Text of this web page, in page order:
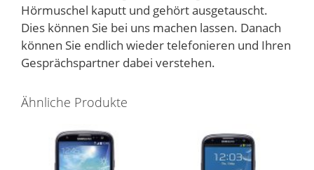
Hörmuschel kaputt und gehört ausgetauscht.
Dies können Sie bei uns machen lassen. Danach
können Sie endlich wieder telefonieren und Ihren
Gesprächspartner dabei verstehen.
Ähnliche Produkte